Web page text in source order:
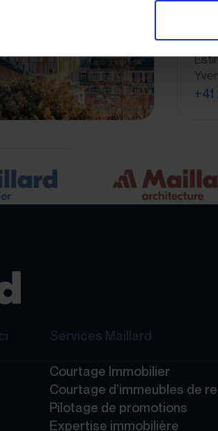
Services Maillard
Courtage Immobilier
Courtage d’immeubles de
Pilotage de promotions
Expertise immobilière